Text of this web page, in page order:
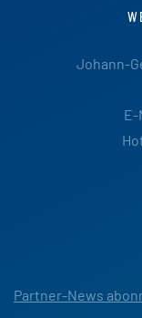
Johann-
Partner-News